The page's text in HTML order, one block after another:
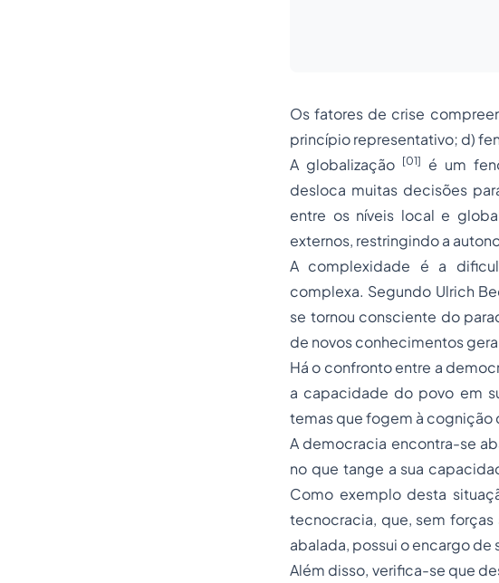
Os fatores de crise
princípio representativo; d)
A globalização [01]
é um
desloca muitas decisões
entre os níveis local e
externos, restringindo a
A complexidade é a
complexa. Segundo Ulrich
se tornou consciente do
de novos conhecimentos
Há o confronto entre a
a capacidade do povo em
temas que fogem à cognição
A democracia encontra-se
no que tange a sua
Como exemplo desta
tecnocracia, que, sem
abalada, possui o encargo de
Além disso, verifica-se que